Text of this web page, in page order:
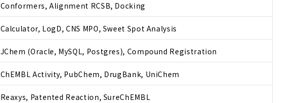
Conformers, Alignment RCSB, Docking
Calculator, LogD, CNS MPO, Sweet Spot Analysis
JChem (Oracle, MySQL, Postgres), Compound Registration
ChEMBL Activity, PubChem, DrugBank, UniChem
Reaxys, Patented Reaction, SureChEMBL